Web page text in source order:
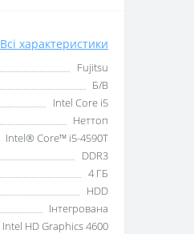
Всі характеристики
Fujitsu
Б/В
Intel Core i5
Неттоп
Intel® Core™ i5-4590T
DDR3
4 ГБ
HDD
Інтегрована
Intel HD Graphics 4600